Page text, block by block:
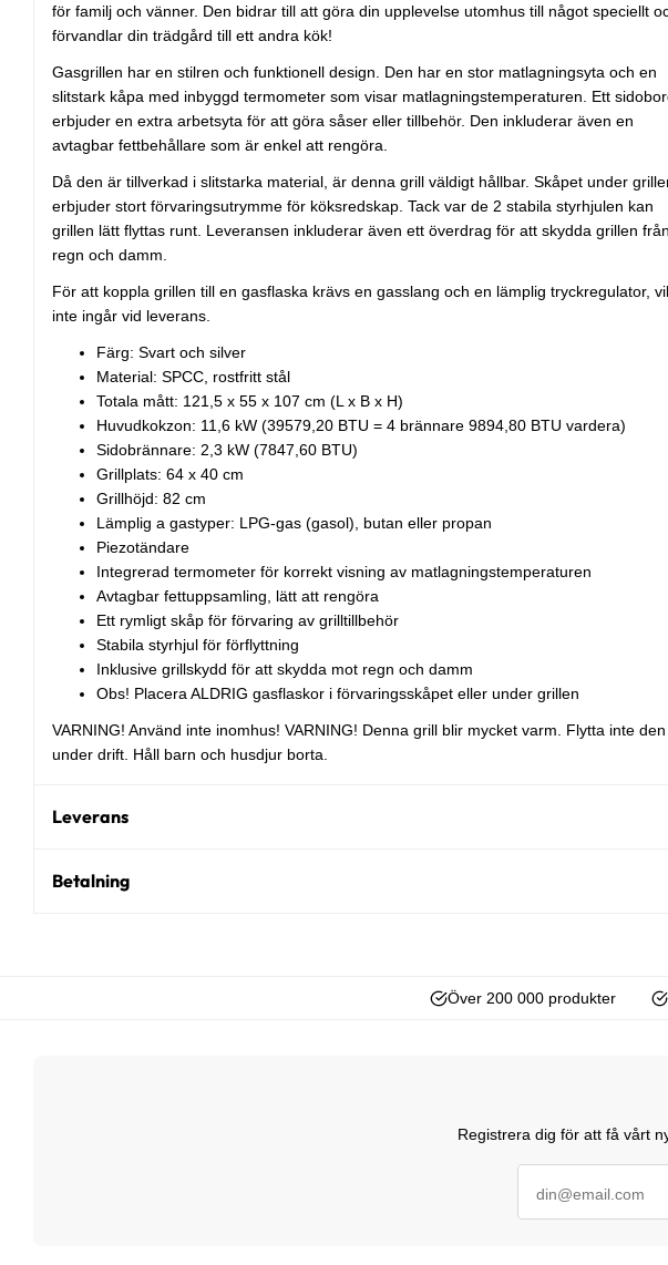
för familj och vänner. Den bidrar till att göra din upplevelse utomhus till något speciellt
förvandlar din trädgård till ett andra kök!
Gasgrillen har en stilren och funktionell design. Den har en stor matlagningsyta och en
slitstark kåpa med inbyggd termometer som visar matlagningstemperaturen. Ett
erbjuder en extra arbetsyta för att göra såser eller tillbehör. Den inkluderar även en
avtagbar fettbehållare som är enkel att rengöra.
Då den är tillverkad i slitstarka material, är denna grill väldigt hållbar. Skåpet under
erbjuder stort förvaringsutrymme för köksredskap. Tack var de 2 stabila styrhjulen kan
grillen lätt flyttas runt. Leveransen inkluderar även ett överdrag för att skydda grillen från
regn och damm.
För att koppla grillen till en gasflaska krävs en gasslang och en lämplig tryckregulator,
inte ingår vid leverans.
Färg: Svart och silver
Material: SPCC, rostfritt stål
Totala mått: 121,5 x 55 x 107 cm (L x B x H)
Huvudkokzon: 11,6 kW (39579,20 BTU = 4 brännare 9894,80 BTU vardera)
Sidobrännare: 2,3 kW (7847,60 BTU)
Grillplats: 64 x 40 cm
Grillhöjd: 82 cm
Lämplig a gastyper: LPG-gas (gasol), butan eller propan
Piezotändare
Integrerad termometer för korrekt visning av matlagningstemperaturen
Avtagbar fettuppsamling, lätt att rengöra
Ett rymligt skåp för förvaring av grilltillbehör
Stabila styrhjul för förflyttning
Inklusive grillskydd för att skydda mot regn och damm
Obs! Placera ALDRIG gasflaskor i förvaringsskåpet eller under grillen
VARNING! Använd inte inomhus! VARNING! Denna grill blir mycket varm. Flytta inte den
under drift. Håll barn och husdjur borta.
Leverans
Betalning
Över 200 000 produkter
Registrera dig för att få vårt